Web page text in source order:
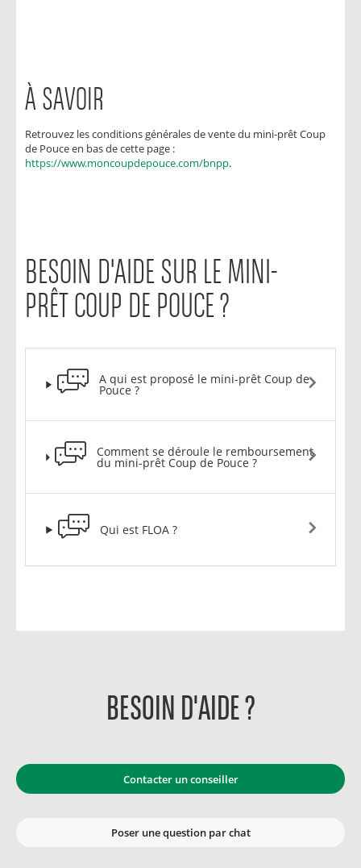
À SAVOIR
Retrouvez les conditions générales de vente du mini-prêt Coup
de Pouce en bas de cette page :
https://www.moncoupdepouce.com/bnpp.
BESOIN D'AIDE SUR LE MINI-
PRÊT COUP DE POUCE ?
A qui est proposé le mini-prêt Coup de
Pouce ?
Comment se déroule le remboursement
du mini-prêt Coup de Pouce ?
Qui est FLOA ?
BESOIN D'AIDE ?
Contacter un conseiller
Poser une question par chat